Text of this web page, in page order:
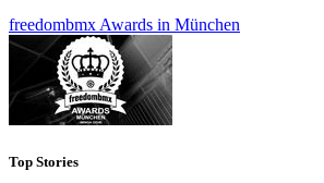
freedombmx Awards in München
Top Stories